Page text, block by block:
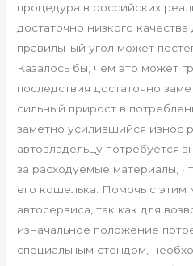
процедура в российских
достаточно низкого
правильный угол может
Казалось бы, чем это может
последствия достаточно
сильный прирост в
заметно усилившийся износ
автовладельцу потребуется
за расходуемые материалы,
его кошелька. Помочь с этим
автосервиса, так как для
изначальное положение
специальным стендом,